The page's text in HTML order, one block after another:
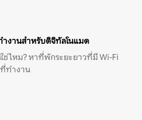
งานสำหรับดิจิทัลโนแมด
ช่ไหม? หาที่พักระยะยาวที่มี Wi-Fi
ทำงาน